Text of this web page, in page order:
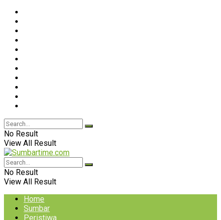
No Result
View All Result
No Result
View All Result
Home
Sumbar
Peristiwa